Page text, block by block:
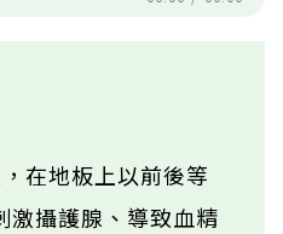
在地板上以前後等
激攝護腺、導致血精